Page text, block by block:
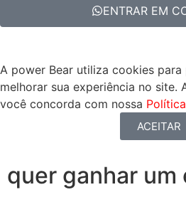
ENTRAR EM
A power Bear utiliza cookies para
melhorar sua experiência no site.
você concorda com nossa
ACEITAR
quer ganhar um